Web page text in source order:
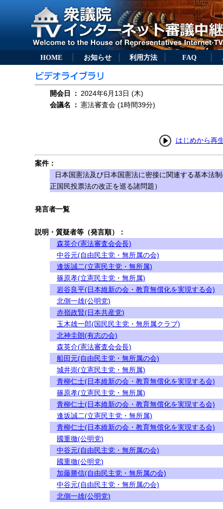
HOME お知らせ 利用方法 FAQ
開会日 ： 2024年6月13日 (木)
会議名
： 憲法審査会 (1時間39分)
はじめから再
案件：
日本国憲法及び日本国憲法に密接に関連する基本法
正国民投票法の改正を巡る諸問題）
発言者一覧
説明・質疑者等（発言順）：
森英介(憲法審査会会長)
中谷元(自由民主党・無所属の会)
逢坂誠二(立憲民主党・無所属)
篠原孝(立憲民主党・無所属)
岩谷良平(日本維新の会・教育無償化を実現する会)
北側一雄(公明党)
赤嶺政賢(日本共産党)
玉木雄一郎(国民民主党・無所属クラブ)
北神圭朗(有志の会)
森英介(憲法審査会会長)
船田元(自由民主党・無所属の会)
城井崇(立憲民主党・無所属)
青柳仁士(日本維新の会・教育無償化を実現する会)
篠原孝(立憲民主党・無所属)
青柳仁士(日本維新の会・教育無償化を実現する会)
逢坂誠二(立憲民主党・無所属)
青柳仁士(日本維新の会・教育無償化を実現する会)
國重徹(公明党)
中谷元(自由民主党・無所属の会)
國重徹(公明党)
加藤勝信(自由民主党・無所属の会)
中谷元(自由民主党・無所属の会)
北側一雄(公明党)